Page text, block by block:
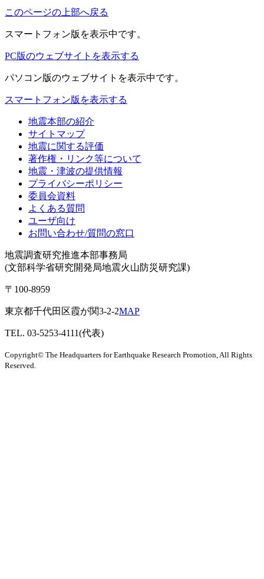
このページの上部へ戻る
スマートフォン版 を表示中です。
PC版のウェブサイトを表示する
パソコン版のウェブサイトを表示中です。
スマートフォン版を表示する
地震本部の紹介
サイトマップ
地震に関する評価
著作権・リンク等について
地震・津波の提供情報
プライバシーポリシー
委員会資料
よくある質問
ユーザ向け
お問い合わせ/質問の窓口
地震調査研究推進本部事務局
(文部科学省研究開発局地震火山防災研究課)
〒100-8959
東京都千代田区霞が関3-2-2MAP
TEL. 03-5253-4111(代表)
Copyright© The Headquarters for Earthquake Research Promotion, All Rights
Reserved.